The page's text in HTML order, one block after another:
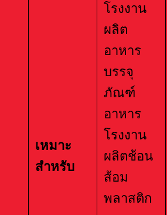
เหมาะ
สำหรับ
โรงงาน
ผลิต
อาหาร
บรรจุ
ภัณฑ์
อาหาร
โรงงาน
ผลิตช้อน
ส้อม
พลาสติก